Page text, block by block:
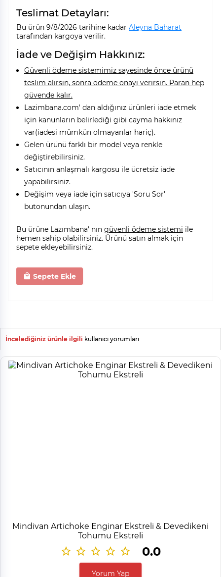
Teslimat Detayları:
Bu ürün 9/8/2026 tarihine kadar Aleyna Baharat
tarafından kargoya verilir.
İade ve Değişim Hakkınız:
Güvenli ödeme sistemimiz sayesinde önce ürünü
teslim alırsın, sonra ödeme onayı verirsin. Paran hep
güvende kalır.
Lazimbana.com' dan aldığınız ürünleri iade etmek
için kanunların belirlediği gibi cayma hakkınız
var(iadesi mümkün olmayanlar hariç).
Gelen ürünü farklı bir model veya renkle
değiştirebilirsiniz.
Satıcının anlaşmalı kargosu ile ücretsiz iade
yapabilirsiniz.
Değişim veya iade için satıcıya 'Soru Sor'
butonundan ulaşın.
Bu ürüne Lazımbana' nın güvenli ödeme sistemi ile
hemen sahip olabilirsiniz. Ürünü satın almak için
sepete ekleyebilirsiniz.
Sepete Ekle
İncelediğiniz ürünle ilgili kullanıcı yorumları
Mindivan Artichoke Enginar Ekstreli & Devedikeni
Tohumu Ekstreli
0.0
Yorum Yap